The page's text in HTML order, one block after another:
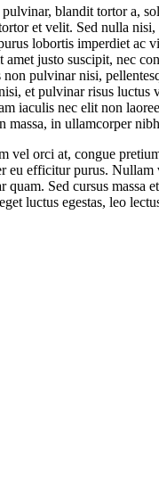
blandit tortor a,
et velit. Sed nulla
lobortis imperdiet ac
justo suscipit, nec
pulvinar nisi,
et pulvinar risus
iaculis nec elit non
in ullamcorper
orci at, congue
efficitur purus.
Sed cursus massa
luctus egestas, leo